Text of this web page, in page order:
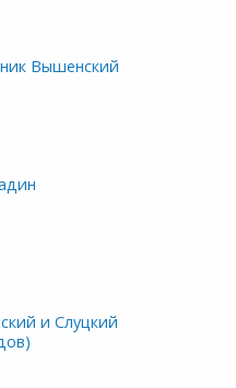
Вышенский
и Слуцкий